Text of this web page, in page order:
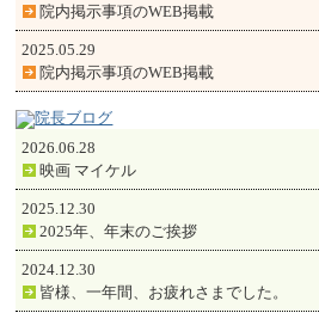
院内掲示事項のWEB掲載
2025.05.29
院内掲示事項のWEB掲載
2026.06.28
映画 マイケル
2025.12.30
2025年、年末のご挨拶
2024.12.30
皆様、一年間、お疲れさまでした。